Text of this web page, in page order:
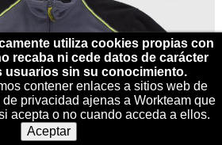
utiliza cookies propias con
recaba ni cede datos de carácter
usuarios sin su conocimiento.
contener enlaces a sitios web de
privacidad ajenas a Workteam que
acepta o no cuando acceda a ellos.
Aceptar